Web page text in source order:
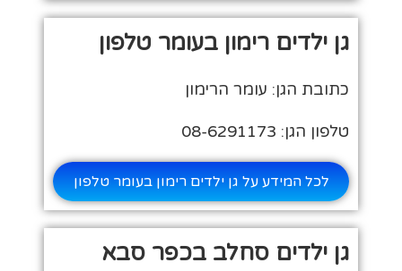
גן ילדים רימון בעומר טלפון
כתובת הגן: עומר הרימון
טלפון הגן: 08-6291173
לכל המידע על גן ילדים רימון בעומר טלפון
גן ילדים סחלב בכפר סבא